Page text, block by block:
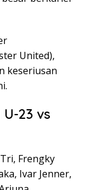
United),
keseriusan
23 vs
Frengky
Ivar Jenner,